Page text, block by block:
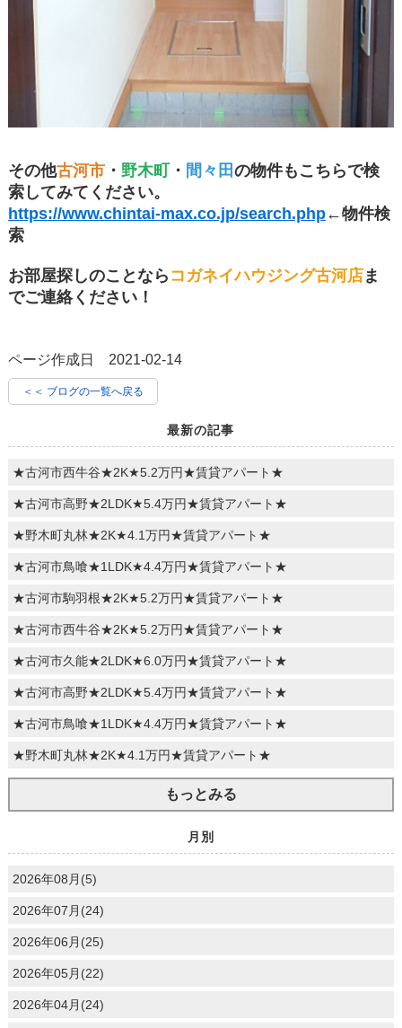
その他古河市・ 野木町 ・ 間々田 の物件もこちらで検
索してみてください。
https://www.chintai-max.co.jp/search.php←物件検
索
お部屋探しのことなら コガネイハウジング古河店ま
でご連絡ください！
ページ作成日 2021-02-14
＜＜ ブログの一覧へ戻る
最新の記事
★古河市西牛谷★2K★5.2万円★賃貸アパート★
★古河市高野★2LDK★5.4万円★賃貸アパート★
★野木町丸林★2K★4.1万円★賃貸アパート★
★古河市鳥喰★1LDK★4.4万円★賃貸アパート★
★古河市駒羽根★2K★5.2万円★賃貸アパート★
★古河市西牛谷★2K★5.2万円★賃貸アパート★
★古河市久能★2LDK★6.0万円★賃貸アパート★
★古河市高野★2LDK★5.4万円★賃貸アパート★
★古河市鳥喰★1LDK★4.4万円★賃貸アパート★
★野木町丸林★2K★4.1万円★賃貸アパート★
もっとみる
月別
2026年08月(5)
2026年07月(24)
2026年06月(25)
2026年05月(22)
2026年04月(24)